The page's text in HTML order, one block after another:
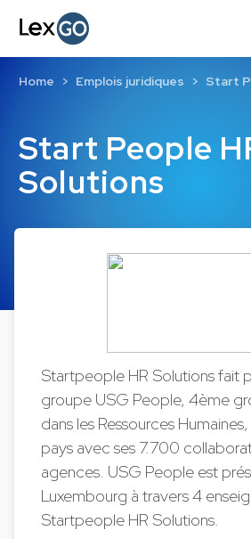
Start People
Solutions
Home Emplois juridiques Start
Startpeople HR Solutions fait
groupe USG People, 4ème
dans les Ressources
pays avec ses 7.700
agences. USG People est
Luxembourg à travers 4
Startpeople HR Solutions.